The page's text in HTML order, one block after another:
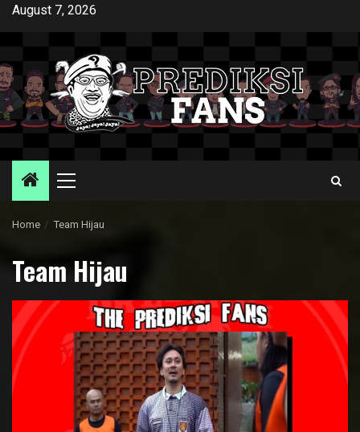
SkipAugust 7, 2026
Primary
Home Team Hijau
Team Hijau